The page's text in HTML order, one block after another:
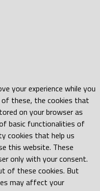
your experience while you
these, the cookies that
on your browser as
basic functionalities of
cookies that help us
this website. These
only with your consent.
of these cookies. But
may affect your